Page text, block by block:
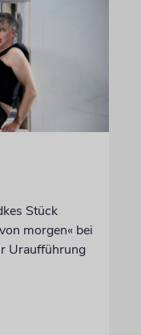
Stück
morgen« bei
Uraufführung